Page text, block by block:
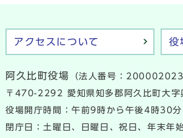
アクセスについて 役
阿久比町役場
（法人番号：
〒470-2292 愛知県知多郡阿久比町大字
役場開庁時間：午前9時から午後4時30分
閉庁日：土曜日、日曜日、祝日、年末年